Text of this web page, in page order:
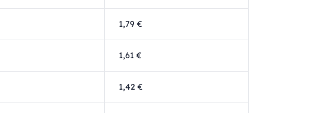
1,79 €
1,61 €
1,42 €